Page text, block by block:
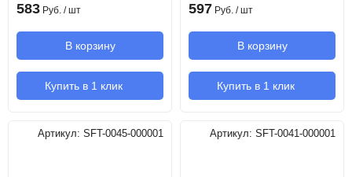
583 Руб. / шт
В корзину
Купить в 1 клик
597 Руб. / шт
В корзину
Купить в 1 клик
Артикул: SFT-0045-000001 Артикул: SFT-0041-000001